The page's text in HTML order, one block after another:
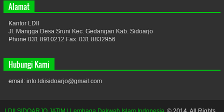
Alamat
Kantor LDII
Jl. Mangga Desa Sruni Kec. Gedangan Kab. Sidoarjo
Phone 031 8910212 Fax. 031 8832956
Hubungi Kami
email: info.ldiisidoarjo@gmail.com